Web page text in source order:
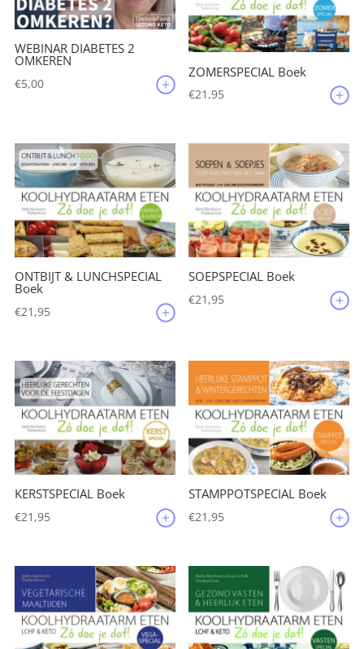
WEBINAR DIABETES 2
OMKEREN
€5,00
ZOMERSPECIAL Boek
€21,95
ONTBIJT & LUNCHSPECIAL
Boek
€21,95
SOEPSPECIAL Boek
€21,95
KERSTSPECIAL Boek
€21,95
STAMPPOTSPECIAL Boek
€21,95